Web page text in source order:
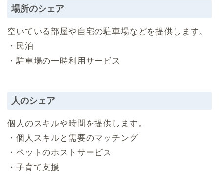
場所のシェア
空いている部屋や自宅の駐車場などを提供します。
・民泊
・駐車場の一時利用サービス
人のシェア
個人のスキルや時間を提供します。
・個人スキルと需要のマッチング
・ペットのホストサービス
・子育て支援